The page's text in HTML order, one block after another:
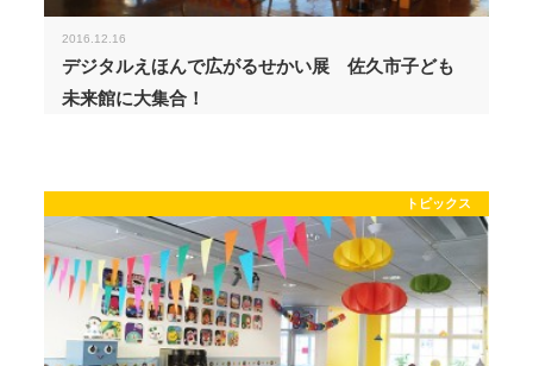
2016.12.16
デジタルえほんで広がるせかい展 佐久市子ども
未来館に大集合！
トピックス